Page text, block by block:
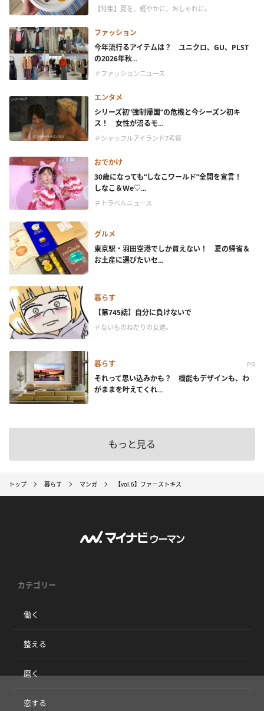
【特集】夏を、軽やかに、おしゃれに。
ファッション
今年流行るアイテムは？ ユニクロ、GU、PLST
の2026年秋...
＃ファッションニュース
エンタメ
シリーズ初“強制帰国”の危機と今シーズン初キ
ス！ 女性が沼るモ...
＃シャッフルアイランド7考察
おでかけ
30歳になっても“しなこワールド”全開を宣言！
しなこ＆We♡...
＃トラベルニュース
グルメ
東京駅・羽田空港でしか買えない！ 夏の帰省＆
お土産に選びたいセ...
暮らす
【第745話】自分に負けないで
＃ないものねだりの女達。
暮らす PR
それって思い込みかも？ 機能もデザインも、わ
がままを叶えてくれ...
もっと見る
トップ 暮らす マンガ 【vol.6】ファーストキス
カテゴリー
働く
整える
磨く
恋する